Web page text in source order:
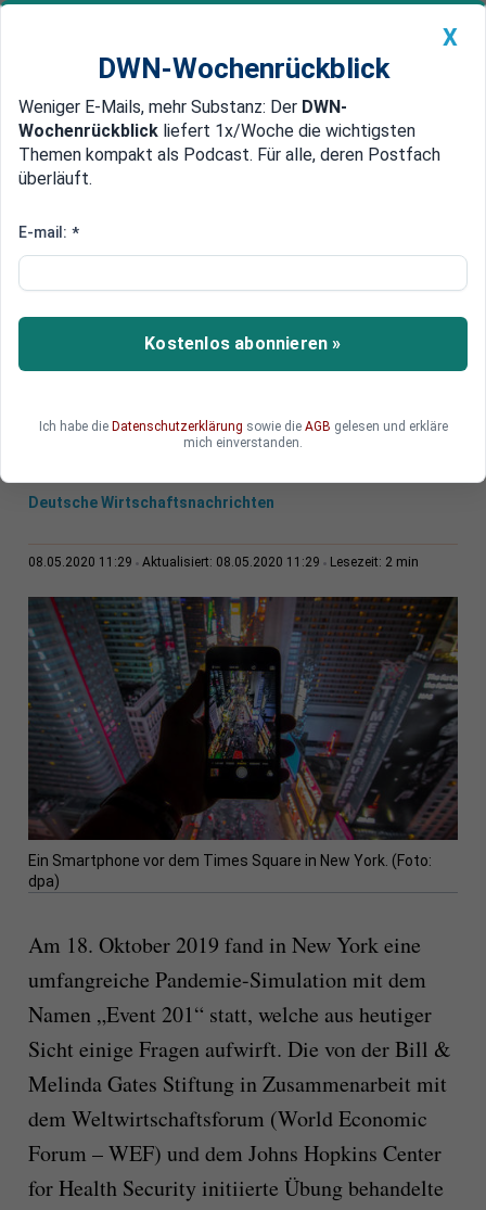
Newsticker MEIN DWN: Geldanlage Premium
Edelmetalle DWN-Magazin China
„Event 201“: Eine sonderbare
Ausbruch der Corona-Krise
Im Oktober 2019 fand in New York eine aus
heutiger Sicht sonderbare Pandemie-Übung
Deutsche Wirtschaftsnachrichten
08.05.2020 11:29 Aktualisiert: 08.05.2020 11:29 Lesezeit: 2 min
Ein Smartphone vor dem Times Square in New York. (Foto:
dpa)
Am 18. Oktober 2019 fand in New York eine
umfangreiche Pandemie-Simulation mit dem
Namen „Event 201“ statt, welche aus heutiger
Sicht einige Fragen aufwirft. Die von der Bill &
Melinda Gates Stiftung in Zusammenarbeit mit
dem Weltwirtschaftsforum (World Economic
Forum – WEF) und dem Johns Hopkins Center
for Health Security initiierte Übung behandelte
X
DWN-Wochenrückblick
Weniger E-Mails, mehr Substanz: Der DWN-
Wochenrückblick liefert 1x/Woche die wichtigsten
Themen kompakt als Podcast. Für alle, deren Postfach
überläuft.
E-mail: *
Kostenlos abonnieren »
Ich habe die Datenschutzerklärung sowie die AGB gelesen und erkläre
mich einverstanden.